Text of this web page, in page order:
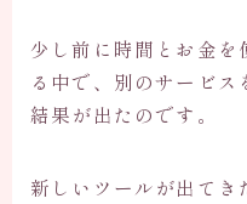
少し前に時間とお金を
る中で、別のサービ
結果が出たのです。
新しいツールが出てき